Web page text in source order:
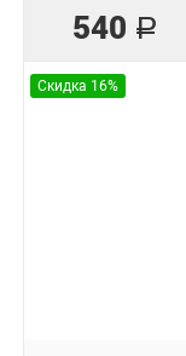
540 Р
Скидка 16%